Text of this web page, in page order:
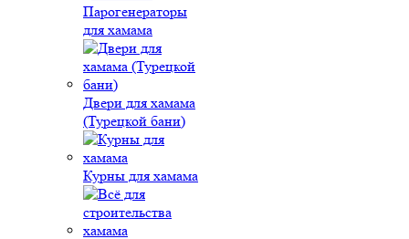
Парогенераторы
для хамама
Двери для хамама
(Турецкой бани)
Курны для хамама